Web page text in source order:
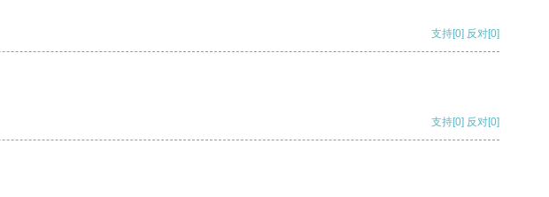
支持[0] 反对[0]
支持[0] 反对[0]